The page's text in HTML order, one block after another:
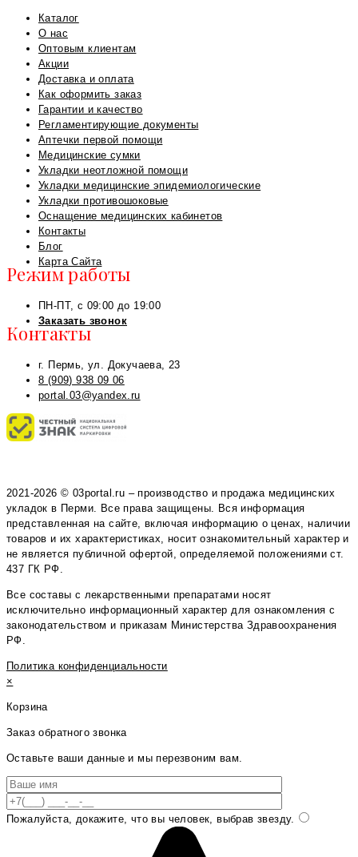
Каталог
О нас
Оптовым клиентам
Акции
Доставка и оплата
Как оформить заказ
Гарантии и качество
Регламентирующие документы
Аптечки первой помощи
Медицинские сумки
Укладки неотложной помощи
Укладки медицинские эпидемиологические
Укладки противошоковые
Оснащение медицинских кабинетов
Контакты
Блог
Карта Сайта
Режим работы
ПН-ПТ, с 09:00 до 19:00
Заказать звонок
Контакты
г. Пермь, ул. Докучаева, 23
8 (909) 938 09 06
portal.03@yandex.ru
2021-2026 © 03portal.ru – производство и продажа медицинских
укладок в Перми. Все права защищены. Вся информация
представленная на сайте, включая информацию о ценах, наличии
товаров и их характеристиках, носит ознакомительный характер и
не является публичной офертой, определяемой положениями ст.
437 ГК РФ.
Все составы с лекарственными препаратами носят
исключительно информационный характер для ознакомления с
законодательством и приказам Министерства Здравоохранения
РФ.
Политика конфиденциальности
×
Корзина
Заказ обратного звонка
Оставьте ваши данные и мы перезвоним вам.
Пожалуйста, докажите, что вы человек, выбрав звезду.